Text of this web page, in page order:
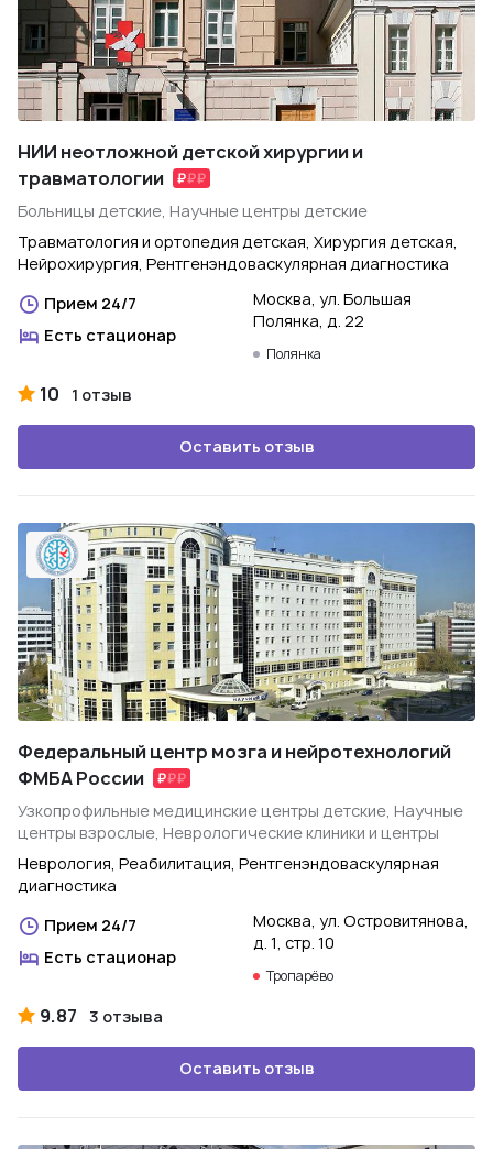
НИИ неотложной детской хирургии и
травматологии
Больницы детские, Научные центры детские
Травматология и ортопедия детская, Хирургия детская,
Нейрохирургия, Рентгенэндоваскулярная диагностика
Прием 24/7
Есть стационар
Москва, ул. Большая
Полянка, д. 22
Полянка
10 1 отзыв
Оставить отзыв
Федеральный центр мозга и нейротехнологий
ФМБА России
Узкопрофильные медицинские центры детские, Научные
центры взрослые, Неврологические клиники и центры
Неврология, Реабилитация, Рентгенэндоваскулярная
диагностика
Прием 24/7
Есть стационар
Москва, ул. Островитянова,
д. 1, стр. 10
Тропарёво
9.87 3 отзыва
Оставить отзыв